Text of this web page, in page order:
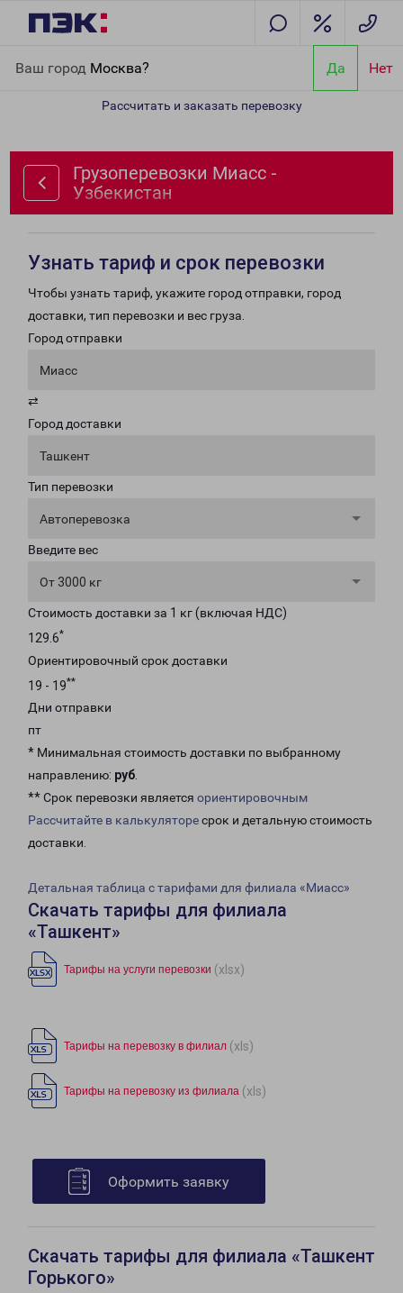
Ваш город Москва? Да Нет
Рассчитать и заказать перевозку
Грузоперевозки Миасс -
Узбекистан
Узнать тариф и срок перевозки
Чтобы узнать тариф, укажите город отправки, город
доставки, тип перевозки и вес груза.
Город отправки
Миасс
⇄
Город доставки
Ташкент
Тип перевозки
Автоперевозка
Введите вес
От 3000 кг
Стоимость доставки за 1 кг (включая НДС)
129.6*
Ориентировочный срок доставки
19 - 19**
Дни отправки
пт
* Минимальная стоимость доставки по выбранному
направлению: руб.
** Срок перевозки является ориентировочным
Рассчитайте в калькуляторесрок и детальную стоимость
доставки.
Детальная таблица с тарифами для филиала «Миасс»
Скачать тарифы для филиала
«Ташкент»
Тарифы на услуги перевозки (xlsx)
Тарифы на перевозку в филиал (xls)
Тарифы на перевозку из филиала (xls)
Оформить заявку
Скачать тарифы для филиала «Ташкент
Горького»